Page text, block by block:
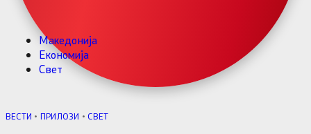
Македонија
Економија
Свет
ВЕСТИ • ПРИЛОЗИ •СВЕТ